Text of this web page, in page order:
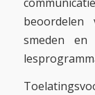
beoordelen
smeden